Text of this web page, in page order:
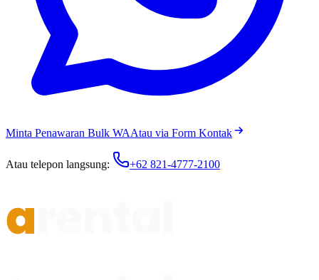
Minta Penawaran Bulk WAAtau via Form Kontak
Atau telepon langsung: +62 821-4777-2100